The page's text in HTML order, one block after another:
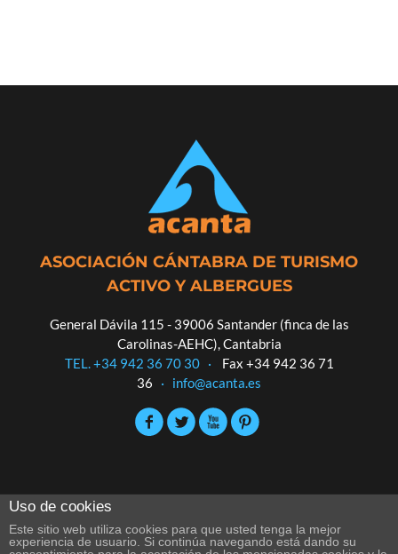
ASOCIACIÓN CÁNTABRA DE TURISMO
ACTIVO Y ALBERGUES
General Dávila 115 - 39006 Santander (finca de las
Carolinas-AEHC), Cantabria
TEL. +34 942 36 70 30 · Fax +34 942 36 71
36 · info@acanta.es
Uso de cookies
Este sitio web utiliza cookies para que usted tenga la mejor
experiencia de usuario. Si continúa navegando está dando su